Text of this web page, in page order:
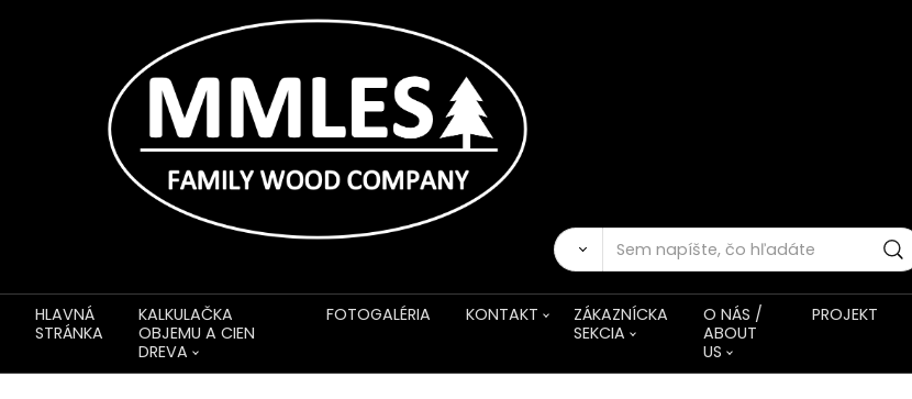
HLAVNÁ
STRÁNKA
KALKULAČKA
OBJEMU A CIEN
DREVA
FOTOGALÉRIA KONTAKT
ZÁKAZNÍCKA
SEKCIA
O NÁS /
ABOUT
US
PROJEKT